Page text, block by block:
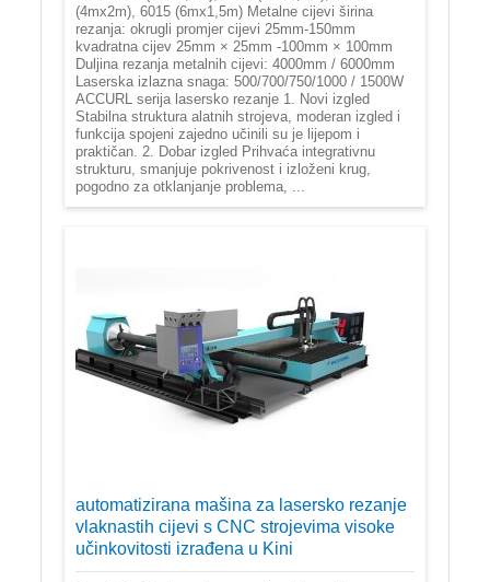
(4mx2m), 6015 (6mx1,5m) Metalne cijevi širina
rezanja: okrugli promjer cijevi 25mm-150mm
kvadratna cijev 25mm × 25mm -100mm × 100mm
Duljina rezanja metalnih cijevi: 4000mm / 6000mm
Laserska izlazna snaga: 500/700/750/1000 / 1500W
ACCURL serija lasersko rezanje 1. Novi izgled
Stabilna struktura alatnih strojeva, moderan izgled i
funkcija spojeni zajedno učinili su je lijepom i
praktičan. 2. Dobar izgled Prihvaća integrativnu
strukturu, smanjuje pokrivenost i izloženi krug,
pogodno za otklanjanje problema, ...
automatizirana mašina za lasersko rezanje
vlaknastih cijevi s CNC strojevima visoke
učinkovitosti izrađena u Kini